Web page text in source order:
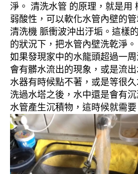
淨。 清洗水管 的原理，就是用
弱酸性，可以軟化水管內壁的
清洗機 脈衝波沖出汙垢。這樣
的狀況下，把水管內壁洗乾淨。
如果發現家中的水龍頭超過一周
會有髒水流出的現象，或是流
水器有時候點不著，或是等很
洗過水塔之後，水中還是會有
水管產生沉積物，這時候就需要